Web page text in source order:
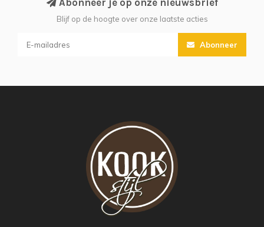
Abonneer je op onze nieuwsbrief
Blijf op de hoogte over onze laatste acties
Abonneer